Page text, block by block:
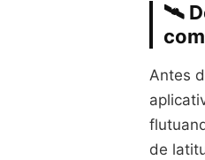
🛰️
Antes
de